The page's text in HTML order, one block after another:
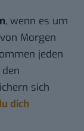
, wenn es um
Morgen
jeden
sich
dich